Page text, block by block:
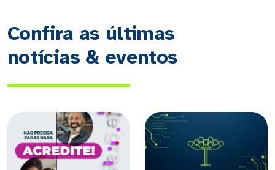
Confira as últimas
notícias & eventos